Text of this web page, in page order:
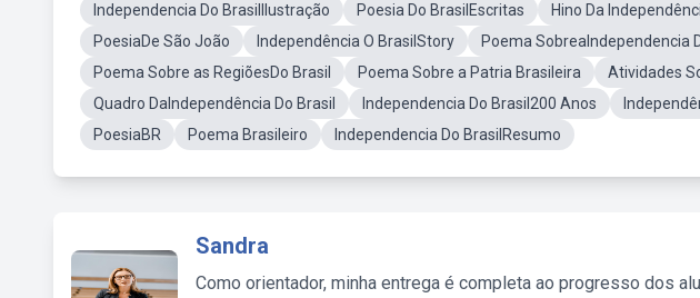
Independencia Do BrasilIlustração
Poesia Do BrasilEscritas
Hino Da
PoesiaDe São João
Independência O BrasilStory Poema SobreaIndependencia
Poema Sobre as RegiõesDo Brasil
Poema Sobre a Patria Brasileira
Atividades
Quadro DaIndependência Do Brasil
Independencia Do Brasil200 Anos
PoesiaBR
Poema Brasileiro Independencia Do BrasilResumo
Sandra
Como orientador, minha entrega é completa ao progresso dos